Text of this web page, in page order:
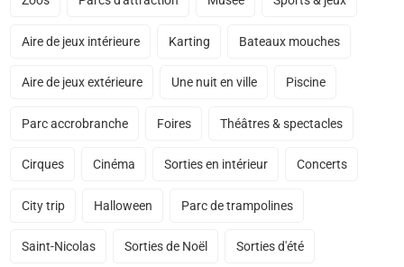
Aire de jeux intérieure Karting Bateaux mouches
Aire de jeux extérieure Une nuit en ville Piscine
Parc accrobranche Foires Théâtres & spectacles
Cirques Cinéma Sorties en intérieur Concerts
City trip Halloween Parc de trampolines
Saint-Nicolas Sorties de Noël Sorties d'été